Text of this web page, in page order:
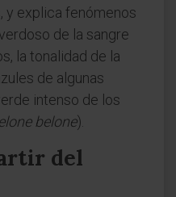
y explica fenómenos
de la sangre
la tonalidad de la
de algunas
intenso de los
belone).
del